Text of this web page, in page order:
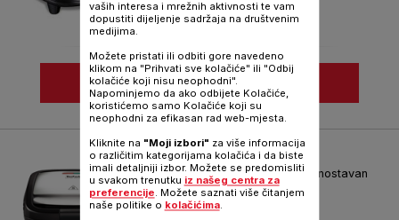
POGLEDAJ JOŠ
Uporedi
CROC TIME SM193D34
Jednostavan za upotrebu, jednostavan
za odlaganje
Oznaka :SM193D34
vaših interesa i mrežnih aktivnosti te vam
dopustiti dijeljenje sadržaja na društvenim
medijima.
Možete pristati ili odbiti gore navedeno
klikom na "Prihvati sve kolačiće" ili "Odbij
kolačiće koji nisu neophodni".
Napominjemo da ako odbijete Kolačiće,
koristićemo samo Kolačiće koji su
neophodni za efikasan rad web-mjesta.
Kliknite na "Moji izbori" za više informacija
o različitim kategorijama kolačića i da biste
imali detaljniji izbor. Možete se predomisliti
u svakom trenutku iz našeg centra za
preferencije. Možete saznati više čitanjem
naše politike o kolačićima.